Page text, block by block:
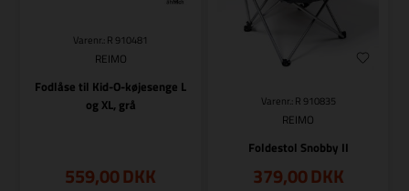
Varenr.: R 910481
REIMO
Fodlåse til Kid-O-køjesenge L
og XL, grå
559,00DKK
Varenr.: R 910835
REIMO
Foldestol Snobby II
379,00DKK